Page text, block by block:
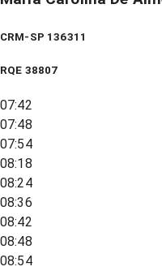
CRM-SP 136311
RQE 38807
07:42
07:48
07:54
08:18
08:24
08:36
08:42
08:48
08:54